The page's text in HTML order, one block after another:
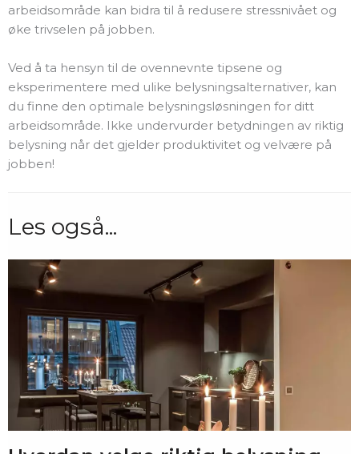
arbeidsområde kan bidra til å redusere stressnivået og
øke trivselen på jobben.
Ved å ta hensyn til de ovennevnte tipsene og
eksperimentere med ulike belysningsalternativer, kan
du finne den optimale belysningsløsningen for ditt
arbeidsområde. Ikke undervurder betydningen av riktig
belysning når det gjelder produktivitet og velvære på
jobben!
Les også...